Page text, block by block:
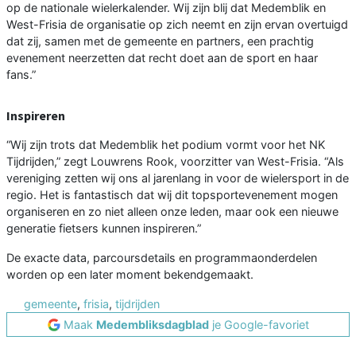
op de nationale wielerkalender. Wij zijn blij dat Medemblik en
West-Frisia de organisatie op zich neemt en zijn ervan overtuigd
dat zij, samen met de gemeente en partners, een prachtig
evenement neerzetten dat recht doet aan de sport en haar
fans.”
Inspireren
“Wij zijn trots dat Medemblik het podium vormt voor het NK
Tijdrijden,” zegt Louwrens Rook, voorzitter van West-Frisia. “Als
vereniging zetten wij ons al jarenlang in voor de wielersport in de
regio. Het is fantastisch dat wij dit topsportevenement mogen
organiseren en zo niet alleen onze leden, maar ook een nieuwe
generatie fietsers kunnen inspireren.”
De exacte data, parcoursdetails en programmaonderdelen
worden op een later moment bekendgemaakt.
gemeente, frisia, tijdrijden
Maak Medembliksdagbladje Google-favoriet